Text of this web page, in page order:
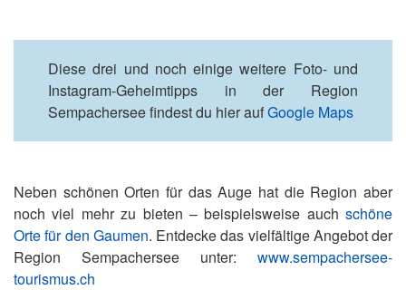
Diese drei und noch einige weitere Foto- und
Instagram-Geheimtipps in der Region
Sempachersee findest du hier aufGoogle Maps
Neben schönen Orten für das Auge hat die Region aber
noch viel mehr zu bieten – beispielsweise auch schöne
Orte für den Gaumen. Entdecke das vielfältige Angebot der
Region Sempachersee unter: www.sempachersee-
tourismus.ch